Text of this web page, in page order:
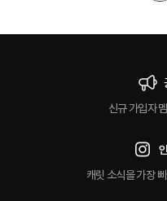
신규 가입자
캐릿 소식을 가장